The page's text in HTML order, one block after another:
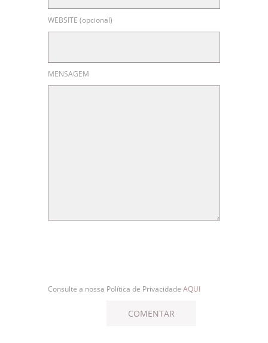
WEBSITE (opcional)
MENSAGEM
Consulte a nossa Política de Privacidade AQUI